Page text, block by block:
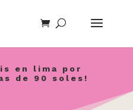
en lima por
de 90 soles!